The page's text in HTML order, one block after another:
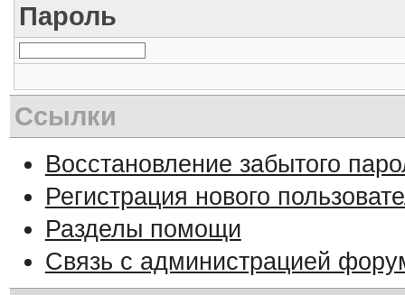
Пароль
Ссылки
Восстановление забытого
Регистрация нового
Разделы помощи
Связь с администрацией